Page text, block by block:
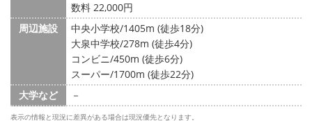
数料 22,000円
周辺施設
中央小学校/1405m (徒歩18分)
大泉中学校/278m (徒歩4分)
コンビニ/450m (徒歩6分)
スーパー/1700m (徒歩22分)
大学など
－
表示の情報と現況に差異がある場合は現況優先となります。